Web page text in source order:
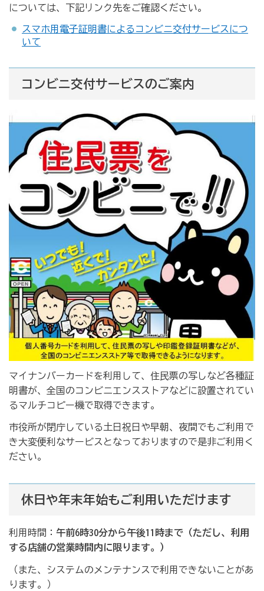
については、下記リンク先をご確認ください。
スマホ用電子証明書によるコンビニ交付サービスにつ
いて
コンビニ交付サービスのご案内
マイナンバーカードを利用して、住民票の写しなど各種証
明書が、全国のコンビニエンスストアなどに設置されてい
るマルチコピー機で取得できます。
市役所が閉庁している土日祝日や早朝、夜間でもご利用で
き大変便利なサービスとなっておりますので是非ご利用く
ださい。
休日や年末年始もご利用いただけます
利用時間： 午前6時30分から午後11時まで（ただし、利用
する店舗の営業時間内に限ります。）
（また、システムのメンテナンスで利用できないことがあ
ります。）